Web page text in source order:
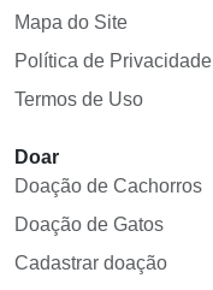
Mapa do Site
Política de Privacidade
Termos de Uso
Doar
Doação de Cachorros
Doação de Gatos
Cadastrar doação